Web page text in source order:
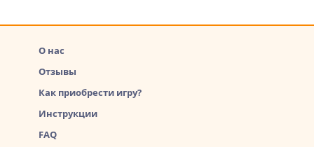
О нас
Отзывы
Как приобрести игру?
Инструкции
FAQ